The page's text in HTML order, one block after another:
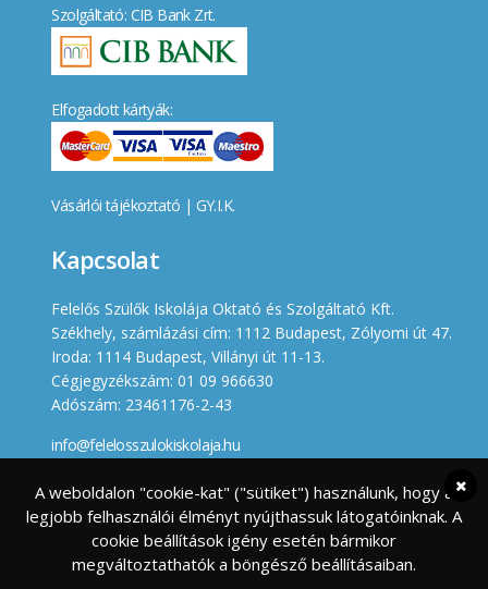
Szolgáltató: CIB Bank Zrt.
Elfogadott kártyák:
Vásárlói tájékoztató | GY.I.K.
Kapcsolat
Felelős Szülők Iskolája Oktató és Szolgáltató Kft.
Székhely, számlázási cím: 1112 Budapest, Zólyomi út 47.
Iroda: 1114 Budapest, Villányi út 11-13.
Cégjegyzékszám: 01 09 966630
Adószám: 23461176-2-43
info@felelosszulokiskolaja.hu
A weboldalon "cookie-kat" ("sütiket") használunk, hogy a
legjobb felhasználói élményt nyújthassuk látogatóinknak. A
cookie beállítások igény esetén bármikor
megváltoztathatók a böngésző beállításaiban.